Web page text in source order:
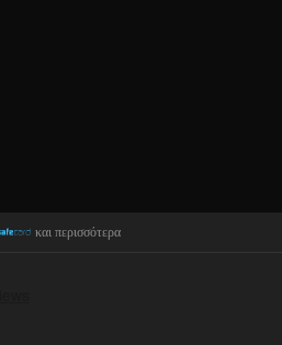
και περισσότερα